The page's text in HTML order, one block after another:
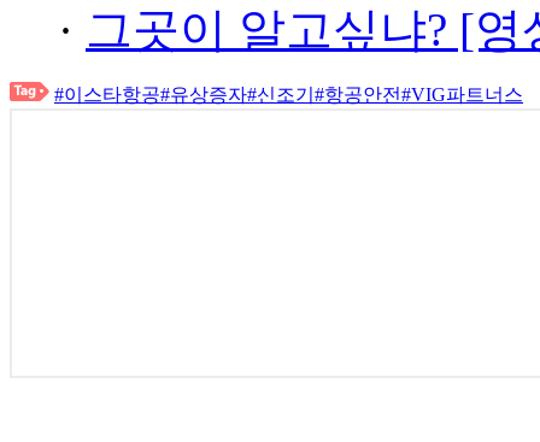
· 그곳이 알고싶냐? [
#이스타항공#유상증자#신조기 #항공안전#VIG파트너스